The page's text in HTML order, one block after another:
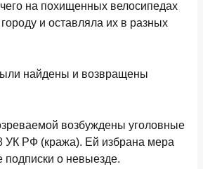
на похищенных велосипедах
и оставляла их в разных
найдены и возвращены
возбуждены уголовные
УК РФ (кража). Ей избрана мера
подписки о невыезде.